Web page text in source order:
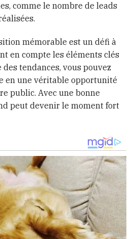
comme le nombre de leads
mémorable est un défi à
en compte les éléments clés
des tendances, vous pouvez
en une véritable opportunité
public. Avec une bonne
peut devenir le moment fort